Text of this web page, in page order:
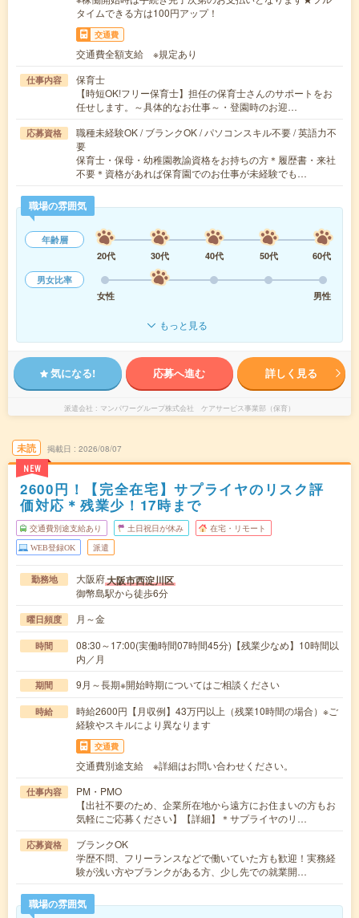
タイムできる方は100円アップ！
交通費
交通費全額支給 ※規定あり
仕事内容
保育士
【時短OK!フリー保育士】担任の保育士さんのサポートをお
任せします。～具体的なお仕事～・登園時のお迎…
応募資格
職種未経験OK / ブランクOK / パソコンスキル不要 / 英語力不
要
保育士・保母・幼稚園教諭資格をお持ちの方＊履歴書・来社
不要＊資格があれば保育園でのお仕事が未経験でも…
職場の雰囲気
年齢層
20代
30代 40代 50代
60代
男女比率
女性
男性
もっと見る
気になる! 応募へ進む 詳しく見る
派遣会社 マンパワーグループ株式会社 ケアサービス事業部（保育）
未読
NEW
掲載日 2026/08/07
2600円！【完全在宅】サプライヤのリスク評
価対応＊残業少！17時まで
交通費別途支給あり 土日祝日が休み 在宅・リモート
WEB登録OK 派遣
勤務地 大阪府大阪市西淀川区
御幣島駅から徒歩6分
曜日頻度 月～金
時間
08:30～17:00(実働時間07時間45分)【残業少なめ】10時間以
内／月
期間 9月～長期※開始時期についてはご相談ください
時給
時給2600円【月収例】43万円以上（残業10時間の場合）※ご
経験やスキルにより異なります
交通費
交通費別途支給 ※詳細はお問い合わせください。
仕事内容
PM・PMO
【出社不要のため、企業所在地から遠方にお住まいの方もお
気軽にご応募ください】【詳細】＊サプライヤのリ…
応募資格
ブランクOK
学歴不問、フリーランスなどで働いていた方も歓迎！実務経
験が浅い方やブランクがある方、少し先での就業開…
職場の雰囲気